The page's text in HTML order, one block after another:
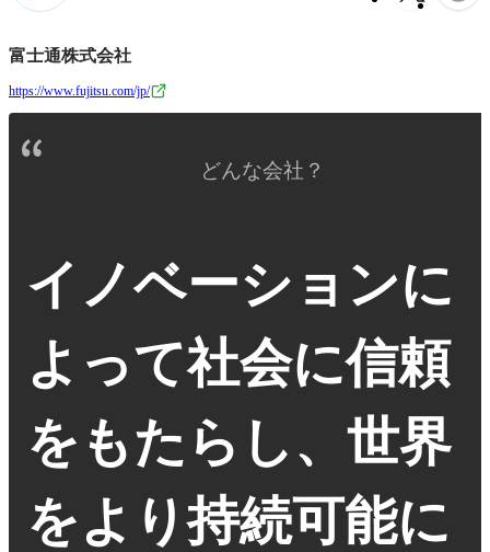
富士通株式会社
https://www.fujitsu.com/jp/
どんな会社？
イノベーションに
よって社会に信頼
をもたらし、世界
をより持続可能に